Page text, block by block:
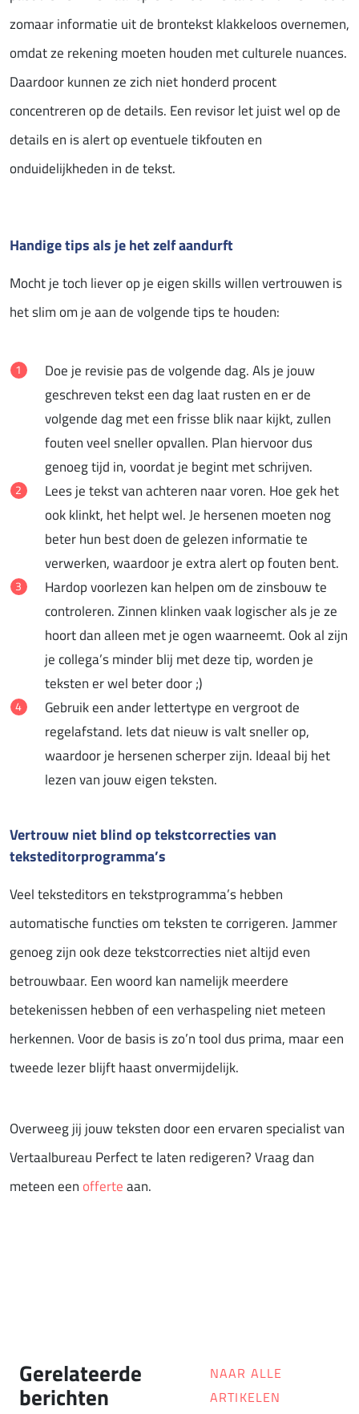
zomaar informatie uit de brontekst klakkeloos overnemen,
omdat ze rekening moeten houden met culturele nuances.
Daardoor kunnen ze zich niet honderd procent
concentreren op de details. Een revisor let juist wel op de
details en is alert op eventuele tikfouten en
onduidelijkheden in de tekst.
Handige tips als je het zelf aandurft
Mocht je toch liever op je eigen skills willen vertrouwen is
het slim om je aan de volgende tips te houden:
Doe je revisie pas de volgende dag. Als je jouw
geschreven tekst een dag laat rusten en er de
volgende dag met een frisse blik naar kijkt, zullen
fouten veel sneller opvallen. Plan hiervoor dus
genoeg tijd in, voordat je begint met schrijven.
Lees je tekst van achteren naar voren. Hoe gek het
ook klinkt, het helpt wel. Je hersenen moeten nog
beter hun best doen de gelezen informatie te
verwerken, waardoor je extra alert op fouten bent.
Hardop voorlezen kan helpen om de zinsbouw te
controleren. Zinnen klinken vaak logischer als je ze
hoort dan alleen met je ogen waarneemt. Ook al zijn
je collega’s minder blij met deze tip, worden je
teksten er wel beter door ;)
Gebruik een ander lettertype en vergroot de
regelafstand. Iets dat nieuw is valt sneller op,
waardoor je hersenen scherper zijn. Ideaal bij het
lezen van jouw eigen teksten.
Vertrouw niet blind op tekstcorrecties van
teksteditorprogramma’s
Veel teksteditors en tekstprogramma’s hebben
automatische functies om teksten te corrigeren. Jammer
genoeg zijn ook deze tekstcorrecties niet altijd even
betrouwbaar. Een woord kan namelijk meerdere
betekenissen hebben of een verhaspeling niet meteen
herkennen. Voor de basis is zo’n tool dus prima, maar een
tweede lezer blijft haast onvermijdelijk.
Overweeg jij jouw teksten door een ervaren specialist van
Vertaalbureau Perfect te laten redigeren? Vraag dan
meteen eenofferteaan.
Gerelateerde
berichten
NAAR ALLE
ARTIKELEN